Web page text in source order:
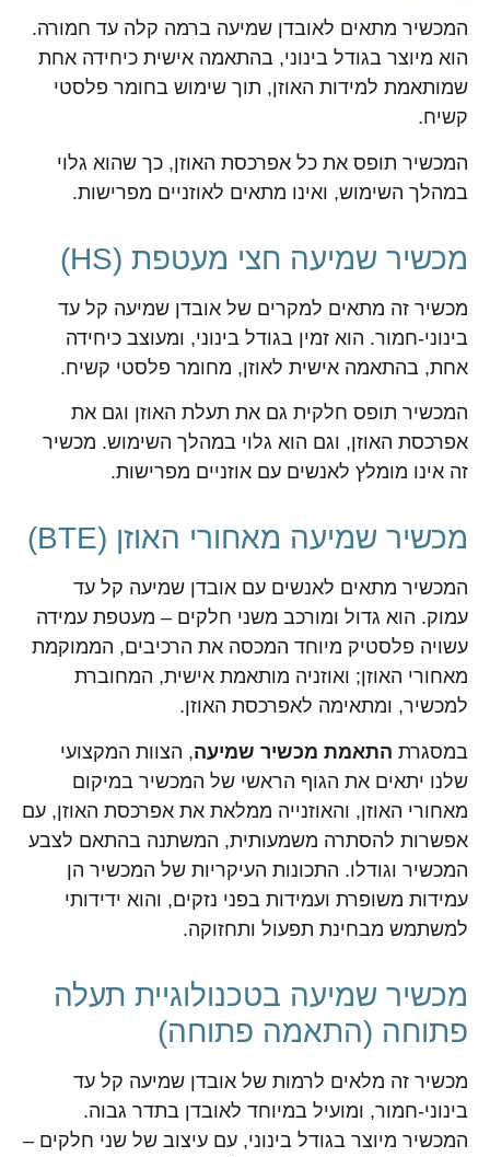
המכשיר מתאים לאובדן שמיעה ברמה קלה עד חמורה.
הוא מיוצר בגודל בינוני, בהתאמה אישית כיחידה אחת
שמותאמת למידות האוזן, תוך שימוש בחומר פלסטי
קשיח.
המכשיר תופס את כל אפרכסת האוזן, כך שהוא גלוי
במהלך השימוש, ואינו מתאים לאוזניים מפרישות.
מכשיר שמיעה חצי מעטפת (HS)
מכשיר זה מתאים למקרים של אובדן שמיעה קל עד
בינוני-חמור. הוא זמין בגודל בינוני, ומעוצב כיחידה
אחת, בהתאמה אישית לאוזן, מחומר פלסטי קשיח.
המכשיר תופס חלקית גם את תעלת האוזן וגם את
אפרכסת האוזן, וגם הוא גלוי במהלך השימוש. מכשיר
זה אינו מומלץ לאנשים עם אוזניים מפרישות.
מכשיר שמיעה מאחורי האוזן (BTE)
המכשיר מתאים לאנשים עם אובדן שמיעה קל עד
עמוק. הוא גדול ומורכב משני חלקים – מעטפת עמידה
עשויה פלסטיק מיוחד המכסה את הרכיבים, הממוקמת
מאחורי האוזן; ואוזניה מותאמת אישית, המחוברת
למכשיר, ומתאימה לאפרכסת האוזן.
במסגרת התאמת מכשיר שמיעה, הצוות המקצועי
שלנו יתאים את הגוף הראשי של המכשיר במיקום
מאחורי האוזן, והאוזנייה ממלאת את אפרכסת האוזן, עם
אפשרות להסתרה משמעותית, המשתנה בהתאם לצבע
המכשיר וגודלו. התכונות העיקריות של המכשיר הן
עמידות משופרת ועמידות בפני נזקים, והוא ידידותי
למשתמש מבחינת תפעול ותחזוקה.
מכשיר שמיעה בטכנולוגיית תעלה
פתוחה (התאמה פתוחה)
מכשיר זה מלאים לרמות של אובדן שמיעה קל עד
בינוני-חמור, ומועיל במיוחד לאובדן בתדר גבוה.
המכשיר מיוצר בגודל בינוני, עם עיצוב של שני חלקים –